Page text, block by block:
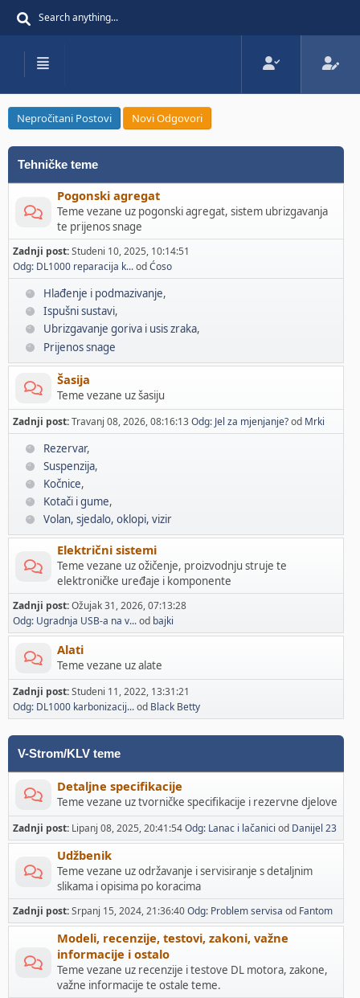
Nepročitani Postovi Novi Odgovori
Tehničke teme
Pogonski agregat
Teme vezane uz pogonski agregat, sistem ubrizgavanja
te prijenos snage
Zadnji post:Studeni 10, 2025, 10:14:51
Odg: DL1000 reparacija k...odĆoso
Hlađenje i podmazivanje
Ispušni sustavi
Ubrizgavanje goriva i usis zraka
Prijenos snage
Šasija
Teme vezane uz šasiju
Zadnji post:Travanj 08, 2026, 08:16:13Odg: Jel za mjenjanje?od Mrki
Rezervar
Suspenzija
Kočnice
Kotači i gume
Volan, sjedalo, oklopi, vizir
Električni sistemi
Teme vezane uz ožičenje, proizvodnju struje te
elektroničke uređaje i komponente
Zadnji post:Ožujak 31, 2026, 07:13:28
Odg: Ugradnja USB-a na v...od bajki
Alati
Teme vezane uz alate
Zadnji post:Studeni 11, 2022, 13:31:21
Odg: DL1000 karbonizacij...od Black Betty
V-Strom/KLV teme
Detaljne specifikacije
Teme vezane uz tvorničke specifikacije i rezervne djelove
Zadnji post: Lipanj 08, 2025, 20:41:54Odg: Lanac i lačanici od Danijel 23
Udžbenik
Teme vezane uz održavanje i servisiranje s detaljnim
slikama i opisima po koracima
Zadnji post:Srpanj 15, 2024, 21:36:40Odg: Problem servisa od Fantom
Modeli, recenzije, testovi, zakoni, važne
informacije i ostalo
Teme vezane uz recenzije i testove DL motora, zakone,
važne informacije te ostale teme.